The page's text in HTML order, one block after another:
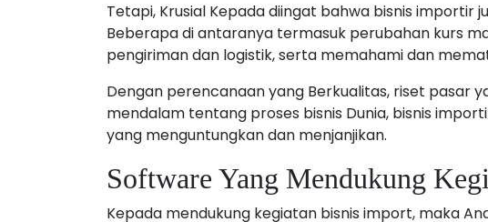
Tetapi, Krusial Kepada diingat bahwa bisnis importir
Beberapa di antaranya termasuk perubahan kurs
pengiriman dan logistik, serta memahami dan
Dengan perencanaan yang Berkualitas, riset pasar
mendalam tentang proses bisnis Dunia, bisnis
yang menguntungkan dan menjanjikan.
Software Yang Mendukung
Kepada mendukung kegiatan bisnis import, maka